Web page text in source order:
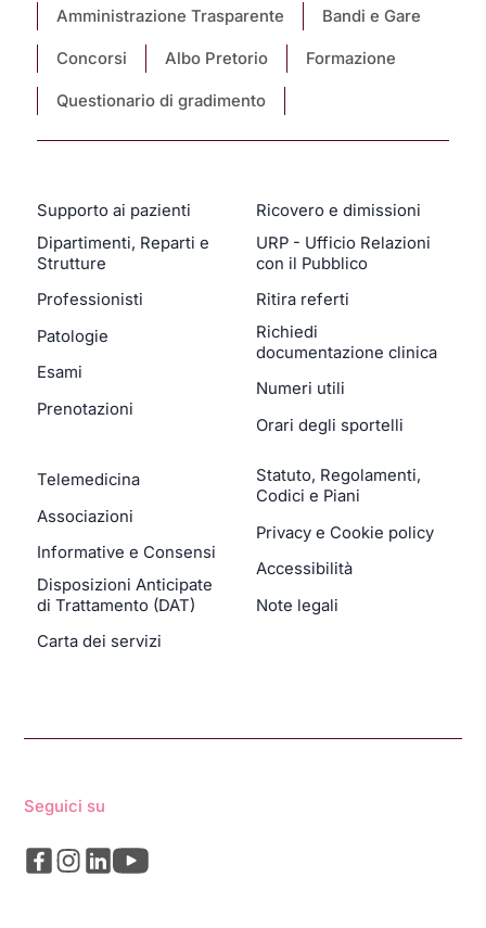
Amministrazione Trasparente Bandi e Gare
Concorsi Albo Pretorio Formazione
Questionario di gradimento
Supporto ai pazienti
Dipartimenti, Reparti e
Strutture
Professionisti
Patologie
Esami
Prenotazioni
Ricovero e dimissioni
URP - Ufficio Relazioni
con il Pubblico
Ritira referti
Richiedi
documentazione clinica
Numeri utili
Orari degli sportelli
Telemedicina
Associazioni
Informative e Consensi
Disposizioni Anticipate
di Trattamento (DAT)
Carta dei servizi
Statuto, Regolamenti,
Codici e Piani
Privacy e Cookie policy
Accessibilità
Note legali
Seguici su